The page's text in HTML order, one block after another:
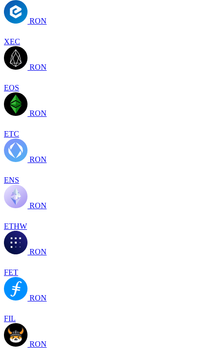
RON
XEC
RON
EOS
RON
ETC
RON
ENS
RON
ETHW
RON
FET
RON
FIL
RON